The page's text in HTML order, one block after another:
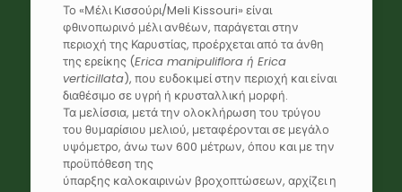
Το «Μέλι Κισσούρι/Meli Kissouri» είναι
φθινοπωρινό μέλι ανθέων, παράγεται στην
περιοχή της Καρυστίας, προέρχεται από τα άνθη
της ερείκης (Erica manipuliflora ή Erica
verticillata), που ευδοκιμεί στην περιοχή και είναι
διαθέσιμο σε υγρή ή κρυσταλλική μορφή.
Τα μελίσσια, μετά την ολοκλήρωση του τρύγου
του θυμαρίσιου μελιού, μεταφέρονται σε μεγάλο
υψόμετρο, άνω των 600 μέτρων, όπου και με την
προϋπόθεση της
ύπαρξης καλοκαιρινών βροχοπτώσεων, αρχίζει η